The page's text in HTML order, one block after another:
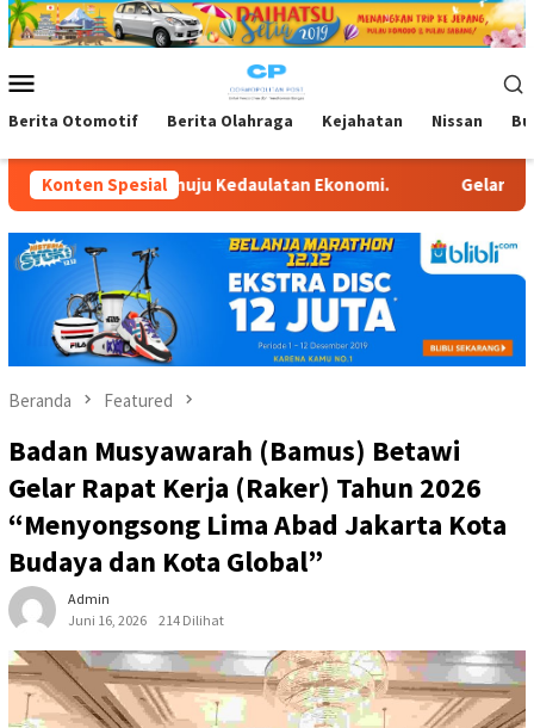
Loncat
ke
Mobile
Berita Otomotif Berita Olahraga Kejahatan Nissan
Konten Spesial
Ekonomi. Gelaran IndoBeauty Expo 2026,
Beranda Featured
Badan Musyawarah (Bamus) Betawi
Gelar Rapat Kerja (Raker) Tahun 2026
“Menyongsong Lima Abad Jakarta Kota
Budaya dan Kota Global”
Admin
Juni 16, 2026
214 Dilihat